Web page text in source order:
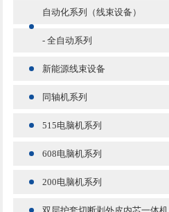
自动化系列（线束设备）
- 全自动系列
新能源线束设备
同轴机系列
515电脑机系列
608电脑机系列
200电脑机系列